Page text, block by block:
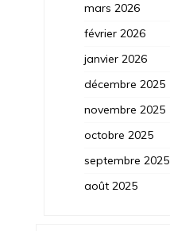
mars 2026
février 2026
janvier 2026
décembre 2025
novembre 2025
octobre 2025
septembre 2025
août 2025